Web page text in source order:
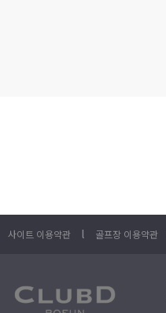
사이트 이용약관 l 골프장 이용약관